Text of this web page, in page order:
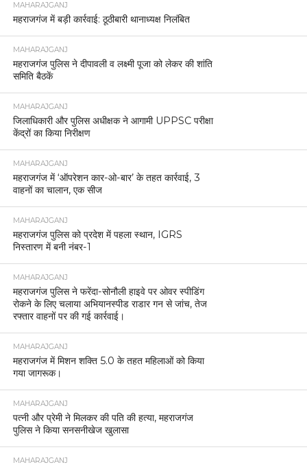
MAHARAJGANJ
महराजगंज में बड़ी कार्रवाई: ठूठीबारी थानाध्यक्ष निलंबित
MAHARAJGANJ
महराजगंज पुलिस ने दीपावली व लक्ष्मी पूजा को लेकर की शांति
समिति बैठकें
MAHARAJGANJ
जिलाधिकारी और पुलिस अधीक्षक ने आगामी UPPSC परीक्षा
केंद्रों का किया निरीक्षण
MAHARAJGANJ
महराजगंज में ‘ऑपरेशन कार-ओ-बार’ के तहत कार्रवाई, 3
वाहनों का चालान, एक सीज
MAHARAJGANJ
महराजगंज पुलिस को प्रदेश में पहला स्थान, IGRS
निस्तारण में बनी नंबर-1
MAHARAJGANJ
महराजगंज पुलिस ने फरेंदा-सोनौली हाइवे पर ओवर स्पीडिंग
रोकने के लिए चलाया अभियानस्पीड राडार गन से जांच, तेज
रफ्तार वाहनों पर की गई कार्रवाई।
MAHARAJGANJ
महराजगंज में मिशन शक्ति 5.0 के तहत महिलाओं को किया
गया जागरूक।
MAHARAJGANJ
पत्नी और प्रेमी ने मिलकर की पति की हत्या, महराजगंज
पुलिस ने किया सनसनीखेज खुलासा
MAHARAJGANJ